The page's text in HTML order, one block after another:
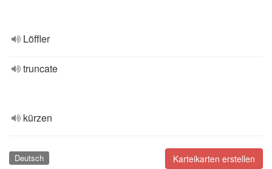
Löffler
truncate
kürzen
Karteikarten erstellen
Deutsch